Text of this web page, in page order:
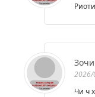
2026/
Чи ч